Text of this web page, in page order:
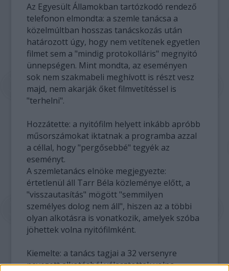
Az Egyesült Államokban tartózkodó rendező
telefonon elmondta: a szemle tanácsa a
közelmúltban hosszas tanácskozás után
határozott úgy, hogy nem vetítenek egyetlen
filmet sem a "mindig protokolláris" megnyitó
ünnepségen. Mint mondta, az eseményen
sok nem szakmabeli meghívott is részt vesz
majd, nem akarják őket filmvetítéssel is
"terhelni".
Hozzátette: a nyitófilm helyett inkább apróbb
műsorszámokat iktatnak a programba azzal
a céllal, hogy "pergősebbé" tegyék az
eseményt.
A szemletanács elnöke megjegyezte:
értetlenül áll Tarr Béla közleménye előtt, a
"visszautasítás" mögött "semmilyen
személyes dolog nem áll", hiszen az a többi
olyan alkotásra is vonatkozik, amelyek szóba
jöhettek volna nyitófilmként.
Kiemelte: a tanács tagjai a 32 versenyre
nevezett alkotásból választottak volna